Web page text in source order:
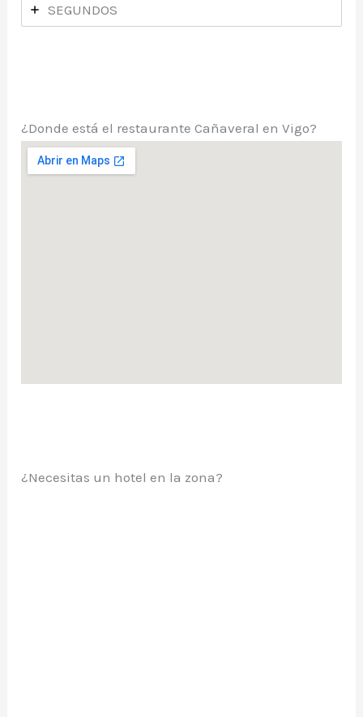
SEGUNDOS
¿Donde está el restaurante Cañaveral en Vigo?
¿Necesitas un hotel en la zona?